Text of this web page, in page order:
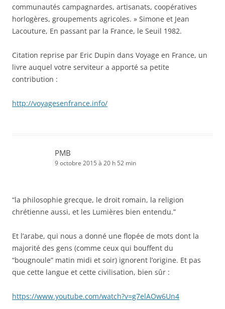
communautés campagnardes, artisanats, coopératives
horlogères, groupements agricoles. » Simone et Jean
Lacouture, En passant par la France, le Seuil 1982.
Citation reprise par Eric Dupin dans Voyage en France, un
livre auquel votre serviteur a apporté sa petite
contribution :
http://voyagesenfrance.info/
PMB
9 octobre 2015 à 20 h 52 min
“la philosophie grecque, le droit romain, la religion
chrétienne aussi, et les Lumières bien entendu.”
Et l’arabe, qui nous a donné une flopée de mots dont la
majorité des gens (comme ceux qui bouffent du
“bougnoule” matin midi et soir) ignorent l’origine. Et pas
que cette langue et cette civilisation, bien sûr :
https://www.youtube.com/watch?v=g7elAOw6Un4